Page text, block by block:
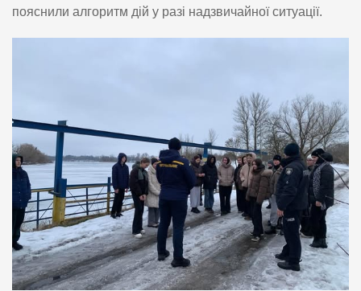
пояснили алгоритм дій у разі надзвичайної ситуації.